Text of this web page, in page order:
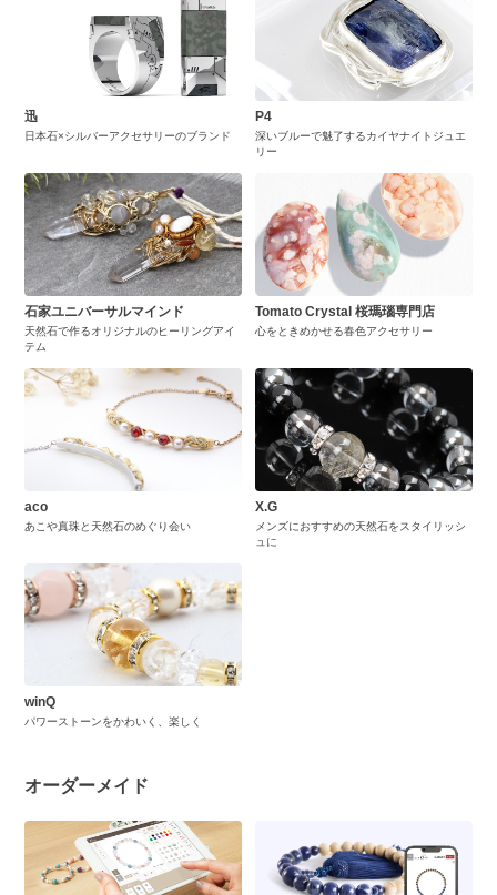
迅
日本石×シルバーアクセサリーのブランド
P4
深いブルーで魅了するカイヤナイトジュエ
リー
石家ユニバーサルマインド
天然石で作るオリジナルのヒーリングアイ
テム
Tomato Crystal 桜瑪瑙専門店
心をときめかせる春色アクセサリー
aco
あこや真珠と天然石のめぐり会い
X.G
メンズにおすすめの天然石をスタイリッシ
ュに
winQ
パワーストーンをかわいく、楽しく
オーダーメイド